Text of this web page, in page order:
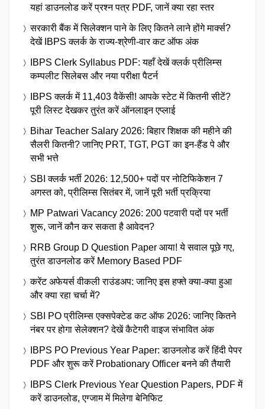
यहां डाउनलोड करें प्रश्न पत्र PDF, जानें क्या रहा स्तर
सरकारी बैंक में सिलेक्शन पाने के लिए कितने लाने होंगे मार्क्स?
देखें IBPS क्लर्क के राज्य-श्रेणी-वार कट ऑफ अंक
IBPS Clerk Syllabus PDF: यहाँ देखें क्लर्क प्रीलिम्स
कम्पलीट सिलेबस और नया परीक्षा पैटर्न
IBPS क्लर्क में 11,403 वैकेंसी! आपके स्टेट में कितनी सीटें?
पूरी लिस्ट देखकर तुरंत करें ऑनलाइन एप्लाई
Bihar Teacher Salary 2026: बिहार शिक्षक की महीने की
सैलरी कितनी? जानिए PRT, TGT, PGT का इन-हैंड पे और
सभी भत्ते
SBI क्लर्क भर्ती 2026: 12,500+ पदों पर नोटिफिकेशन 7
अगस्त को, प्रीलिम्स सितंबर में, जानें पूरी भर्ती प्रक्रिया
MP Patwari Vacancy 2026: 200 पटवारी पदों पर भर्ती
शुरू, जानें कौन कर सकता है आवेदन?
RRB Group D Question Paper आया! ये सवाल पूछे गए,
तुरंत डाउनलोड करें Memory Based PDF
करेंट अफेयर्स वीकली राउंडअप: जानिए इस हफ्ते क्या-क्या हुआ
और क्या रहा चर्चा में?
SBI PO प्रीलिम्स एक्सपेक्टेड कट ऑफ 2026: जानिए कितने
नंबर पर होगा सेलेक्शन? देखें कैटेगरी वाइज संभावित अंक
IBPS PO Previous Year Paper: डाउनलोड करें हिंदी पेपर
PDF और शुरू करें Probationary Officer बनने की तैयारी
IBPS Clerk Previous Year Question Papers, PDF में
करें डाउनलोड, एग्जाम में मिलेगा बेनिफिट